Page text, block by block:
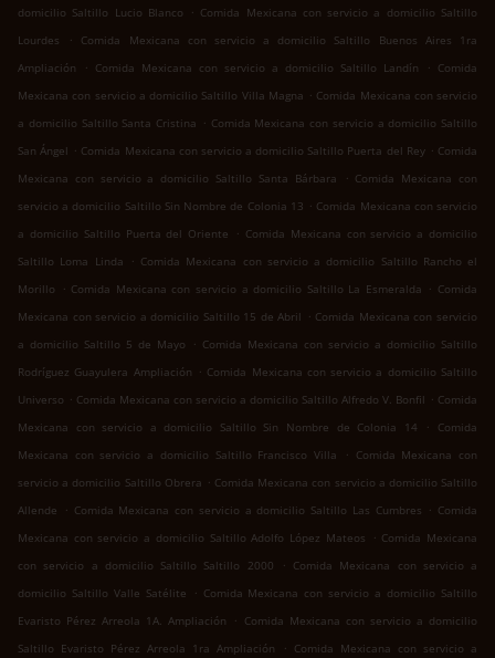
domicilio Saltillo Lucio Blanco
. Comida Mexicana con servicio a domicilio Saltillo
Lourdes
.
Comida Mexicana con servicio a domicilio Saltillo Buenos Aires 1ra
Ampliación
. Comida Mexicana con servicio a domicilio Saltillo Landín . Comida
Mexicana con servicio a domicilio Saltillo Villa Magna . Comida Mexicana con servicio
a domicilio Saltillo Santa Cristina . Comida Mexicana con servicio a domicilio Saltillo
San Ángel . Comida Mexicana con servicio a domicilio Saltillo Puerta del Rey . Comida
Mexicana con servicio a domicilio Saltillo Santa Bárbara
. Comida Mexicana con
servicio a domicilio Saltillo Sin Nombre de Colonia 13 . Comida Mexicana con servicio
a domicilio Saltillo Puerta del Oriente
. Comida Mexicana con servicio a domicilio
Saltillo Loma Linda
. Comida Mexicana con servicio a domicilio Saltillo Rancho el
Morillo
. Comida Mexicana con servicio a domicilio Saltillo La Esmeralda . Comida
Mexicana con servicio a domicilio Saltillo 15 de Abril . Comida Mexicana con servicio
a domicilio Saltillo 5 de Mayo
. Comida Mexicana con servicio a domicilio Saltillo
Rodríguez Guayulera Ampliación . Comida Mexicana con servicio a domicilio Saltillo
Universo . Comida Mexicana con servicio a domicilio Saltillo Alfredo V. Bonfil . Comida
Mexicana con servicio a domicilio Saltillo Sin Nombre de Colonia 14
.
Comida
Mexicana con servicio a domicilio Saltillo Francisco Villa
. Comida Mexicana con
servicio a domicilio Saltillo Obrera . Comida Mexicana con servicio a domicilio Saltillo
Allende
. Comida Mexicana con servicio a domicilio Saltillo Las Cumbres . Comida
Mexicana con servicio a domicilio Saltillo Adolfo López Mateos
. Comida Mexicana
con servicio a domicilio Saltillo Saltillo 2000
. Comida Mexicana con servicio a
domicilio Saltillo Valle Satélite
. Comida Mexicana con servicio a domicilio Saltillo
Evaristo Pérez Arreola 1A. Ampliación
. Comida Mexicana con servicio a domicilio
Saltillo Evaristo Pérez Arreola 1ra Ampliación
. Comida Mexicana con servicio a